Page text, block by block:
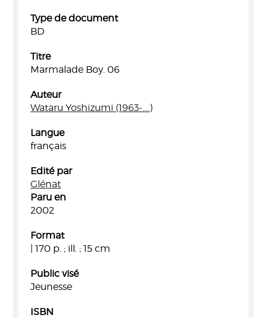
Type de document
BD
Titre
Marmalade Boy. 06
Auteur
Wataru Yoshizumi (1963-....)
Langue
français
Edité par
Glénat
Paru en
2002
Format
| 170 p. ; ill. ; 15 cm
Public visé
Jeunesse
ISBN